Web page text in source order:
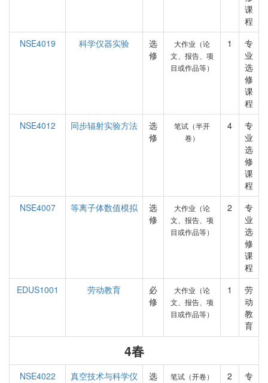
课
程
NSE4019
科学仪器实验
选
修
大作业（论
文、报告、项
目或作品等）
1
专
业
选
修
课
程
NSE4012
同步辐射实验方法
选
修
笔试（半开
卷）
4
专
业
选
修
课
程
NSE4007
等离子体数值模拟
选
修
大作业（论
文、报告、项
目或作品等）
2
专
业
选
修
课
程
EDUS1001
劳动教育
必
修
大作业（论
文、报告、项
目或作品等）
1
劳
动
教
育
4春
NSE4022
真空技术与科学仪
选
笔试（开卷） 2
专